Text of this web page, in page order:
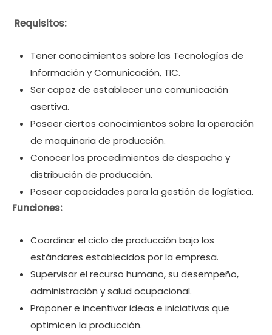
Requisitos:
Tener conocimientos sobre las Tecnologías de
Información y Comunicación, TIC.
Ser capaz de establecer una comunicación
asertiva.
Poseer ciertos conocimientos sobre la operación
de maquinaria de producción.
Conocer los procedimientos de despacho y
distribución de producción.
Poseer capacidades para la gestión de logística.
Funciones:
Coordinar el ciclo de producción bajo los
estándares establecidos por la empresa.
Supervisar el recurso humano, su desempeño,
administración y salud ocupacional.
Proponer e incentivar ideas e iniciativas que
optimicen la producción.